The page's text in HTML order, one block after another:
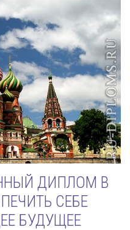
ДИПЛОМ В
СЕБЕ
БУДУЩЕЕ